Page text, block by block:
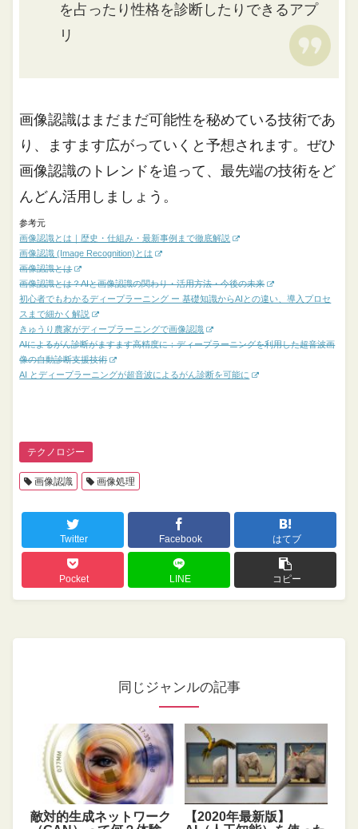
を占ったり性格を診断したりできるアプ
リ
画像認識はまだまだ可能性を秘めている技術であ
り、ますます広がっていくと予想されます。ぜひ
画像認識のトレンドを追って、最先端の技術をど
んどん活用しましょう。
参考元
画像認識とは｜歴史・仕組み・最新事例まで徹底解説
画像認識 (Image Recognition)とは
画像認識とは
画像認識とは？AIと画像認識の関わり・活用方法・今後の未来
初心者でもわかるディープラーニング ー 基礎知識からAIとの違い、導入プロセ
スまで細かく解説
きゅうり農家がディープラーニングで画像認識
AIによるがん診断がますます高精度に：ディープラーニングを利用した超音波画
像の自動診断支援技術
AI とディープラーニングが超音波によるがん診断を可能に
テクノロジー
画像認識 画像処理
Twitter Facebook はてブ
Pocket LINE コピー
同じジャンルの記事
敵対的生成ネットワーク
【2020年最新版】